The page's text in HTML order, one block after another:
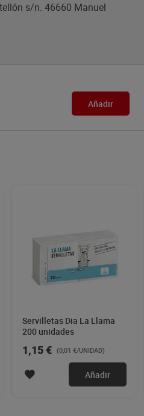
s/n. 46660 Manuel
Añadir
Servilletas Dia La Llama
200 unidades
1,15 € (0,01 €/UNIDAD)
Añadir